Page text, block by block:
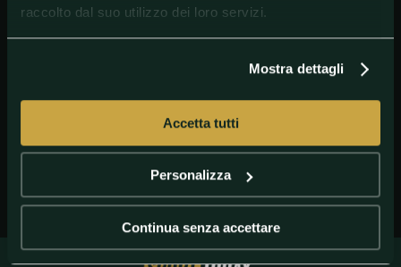
raccolto dal suo utilizzo dei loro servizi.
Mostra dettagli
Accetta tutti
Personalizza
Continua senza accettare